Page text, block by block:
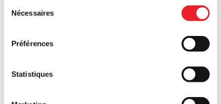
Nécessaires
Préférences
Statistiques